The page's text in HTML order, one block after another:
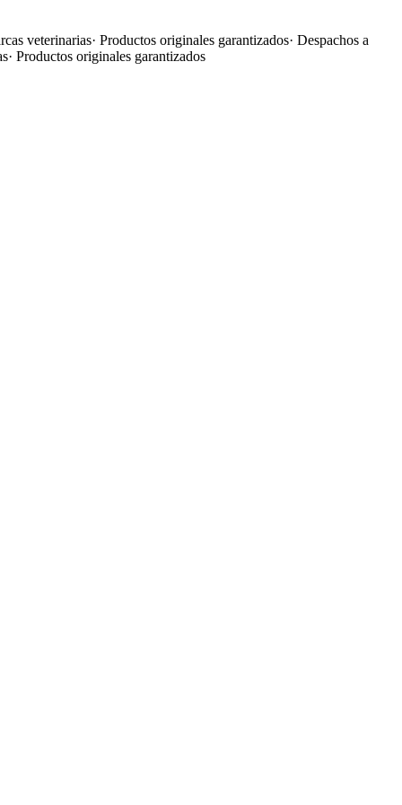
veterinarias· Productos originales garantizados· Despachos a
· Productos originales garantizados